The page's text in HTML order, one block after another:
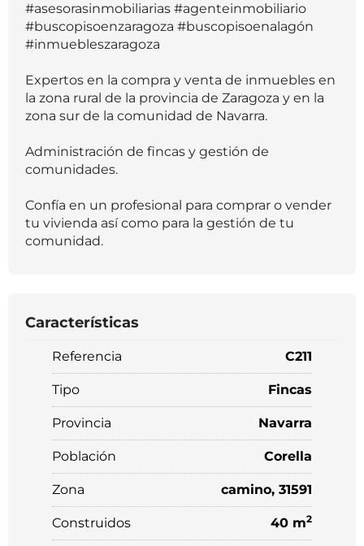
#asesorasinmobiliarias #agenteinmobiliario
#buscopisoenzaragoza #buscopisoenalagón
#inmuebleszaragoza
Expertos en la compra y venta de inmuebles en
la zona rural de la provincia de Zaragoza y en la
zona sur de la comunidad de Navarra.
Administración de fincas y gestión de
comunidades.
Confía en un profesional para comprar o vender
tu vivienda así como para la gestión de tu
comunidad.
Características
Referencia C211
Tipo Fincas
Provincia Navarra
Población Corella
Zona camino, 31591
Construidos 40 m2